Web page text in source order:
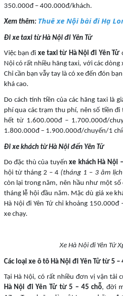
350.000đ – 400.000đ/khách.
Xem thêm: Thuê xe Nội bài đi Hạ
Đi xe taxi từ Hà Nội đi Yên Tử
Việc bạn đi xe taxi từ Hà Nội đi Yên Tử
Nội có rất nhiều hãng taxi, với các
Chỉ cần bạn vẫy tay là có xe đến đón
khá cao.
Do cách tính tiền của các hãng taxi là
phí qua các trạm thu phí, nên số tiền
hết từ 1.600.000đ – 1.700.000đ/
1.800.000đ – 1.900.000đ/chuyến/1
Đi xe khách từ Hà Nội đến Yên Tử
Do đặc thù của tuyếnxe khách Hà Nội
hội từ tháng 2 – 4 (tháng 1 – 3 âm
còn lại trong năm, nên hầu như một
tháng lễ hội đầu năm. Mặc dù giá xe
Hà Nội đi Yên Tử chỉ khoảng
xe chạy.
Xe Hà Nội đi Yên Tử
Các loại xe ô tô Hà Nội đi Yên Tử từ 5 –
Tại Hà Nội, có rất nhiều đơn vị vận tải
Hà Nội đi Yên Tử từ 5 – 45 chỗ, đời